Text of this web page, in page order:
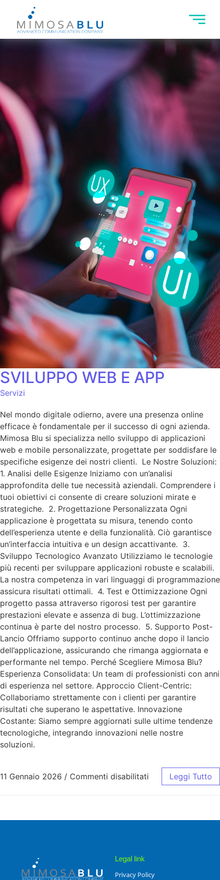
SVILUPPO WEB E APP
Servizi
Nel mondo digitale odierno, avere una presenza online
efficace è fondamentale per il successo di ogni azienda.
Mimosa Blu si specializza nello sviluppo di applicazioni
web e mobile personalizzate, progettate per soddisfare le
specifiche esigenze dei nostri clienti. Le Nostre Soluzioni:
1. Analisi delle Esigenze Iniziamo con un’analisi
approfondita delle tue necessità aziendali. Comprendere i
tuoi obiettivi ci consente di creare soluzioni mirate e
strategiche. 2. Progettazione Personalizzata Ogni
applicazione è progettata su misura, tenendo conto
dell’esperienza utente e della funzionalità. Ciò garantisce
un’interfaccia intuitiva e un design accattivante. 3.
Sviluppo Tecnologico Avanzato Utilizziamo le tecnologie
più recenti per sviluppare applicazioni robuste e scalabili.
La nostra competenza in vari linguaggi di programmazione
assicura risultati ottimali. 4. Test e Ottimizzazione Ogni
progetto passa attraverso rigorosi test per garantire
prestazioni elevate e assenza di bug. L’ottimizzazione
continua è parte del nostro processo. 5. Supporto Post-
Lancio Offriamo supporto continuo anche dopo il lancio
dell’applicazione, assicurando che rimanga aggiornata e
performante nel tempo. Perché Scegliere Mimosa Blu?
Esperienza Consolidata: Un team di professionisti con anni
di esperienza nel settore. Approccio Client-Centric:
Collaboriamo strettamente con i clienti per garantire
risultati che superano le aspettative. Innovazione
Costante: Siamo sempre aggiornati sulle ultime tendenze
tecnologiche, integrando innovazioni nelle nostre
soluzioni.
11 Gennaio 2026 / Commenti disabilitati Leggi Tutto
Legal link
Privacy Policy